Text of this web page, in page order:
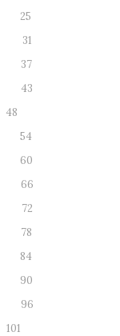
25
31
37
43
48
54
60
66
72
78
84
90
96
101